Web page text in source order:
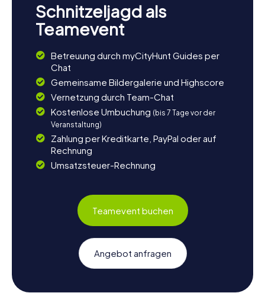
Schnitzeljagd als
Teamevent
Betreuung durch myCityHunt Guides per
Chat
Gemeinsame Bildergalerie und Highscore
Vernetzung durch Team-Chat
Kostenlose Umbuchung (bis 7 Tage vor der
Veranstaltung)
Zahlung per Kreditkarte, PayPal oder auf
Rechnung
Umsatzsteuer-Rechnung
Teamevent buchen
Angebot anfragen